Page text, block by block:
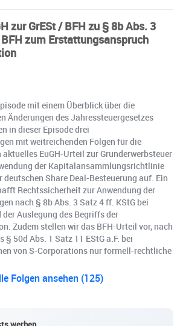
zur GrESt / BFH zu § 8b Abs. 3
zum Erstattungsanspruch
mit einem Überblick über die
Änderungen des Jahressteuergesetzes
in dieser Episode drei
mit weitreichenden Folgen für die
EuGH-Urteil zur Grunderwerbsteuer
der Kapitalansammlungsrichtlinie
Share Deal-Besteuerung auf. Ein
Rechtssicherheit zur Anwendung der
nach § 8b Abs. 3 Satz 4 ff. KStG bei
Auslegung des Begriffs der
Zudem stellen wir das BFH-Urteil vor, nach
§ 50d Abs. 1 Satz 11 EStG a.F. bei
von S-Corporations nur formell-rechtliche
Folgen ansehen (125)